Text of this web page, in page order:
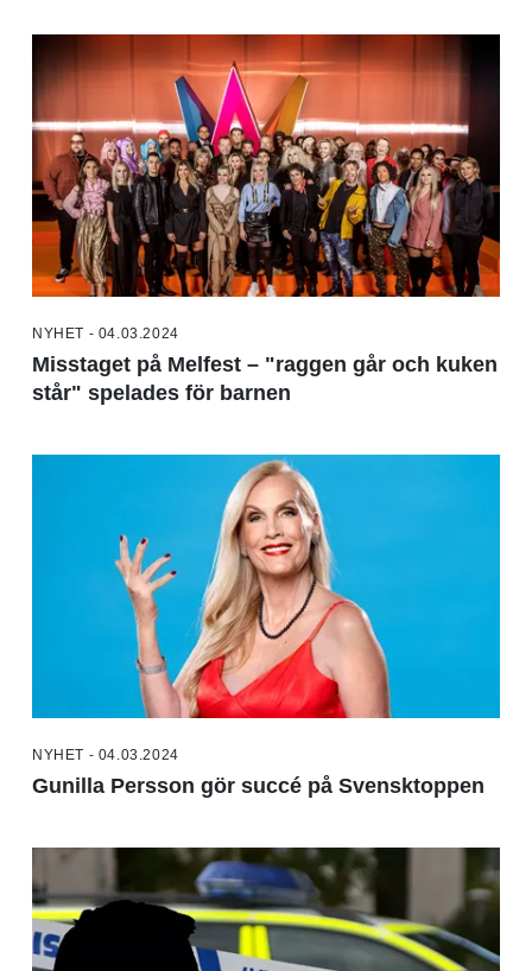
NYHET - 04.03.2024
Misstaget på Melfest – "raggen går och kuken
står" spelades för barnen
NYHET - 04.03.2024
Gunilla Persson gör succé på Svensktoppen